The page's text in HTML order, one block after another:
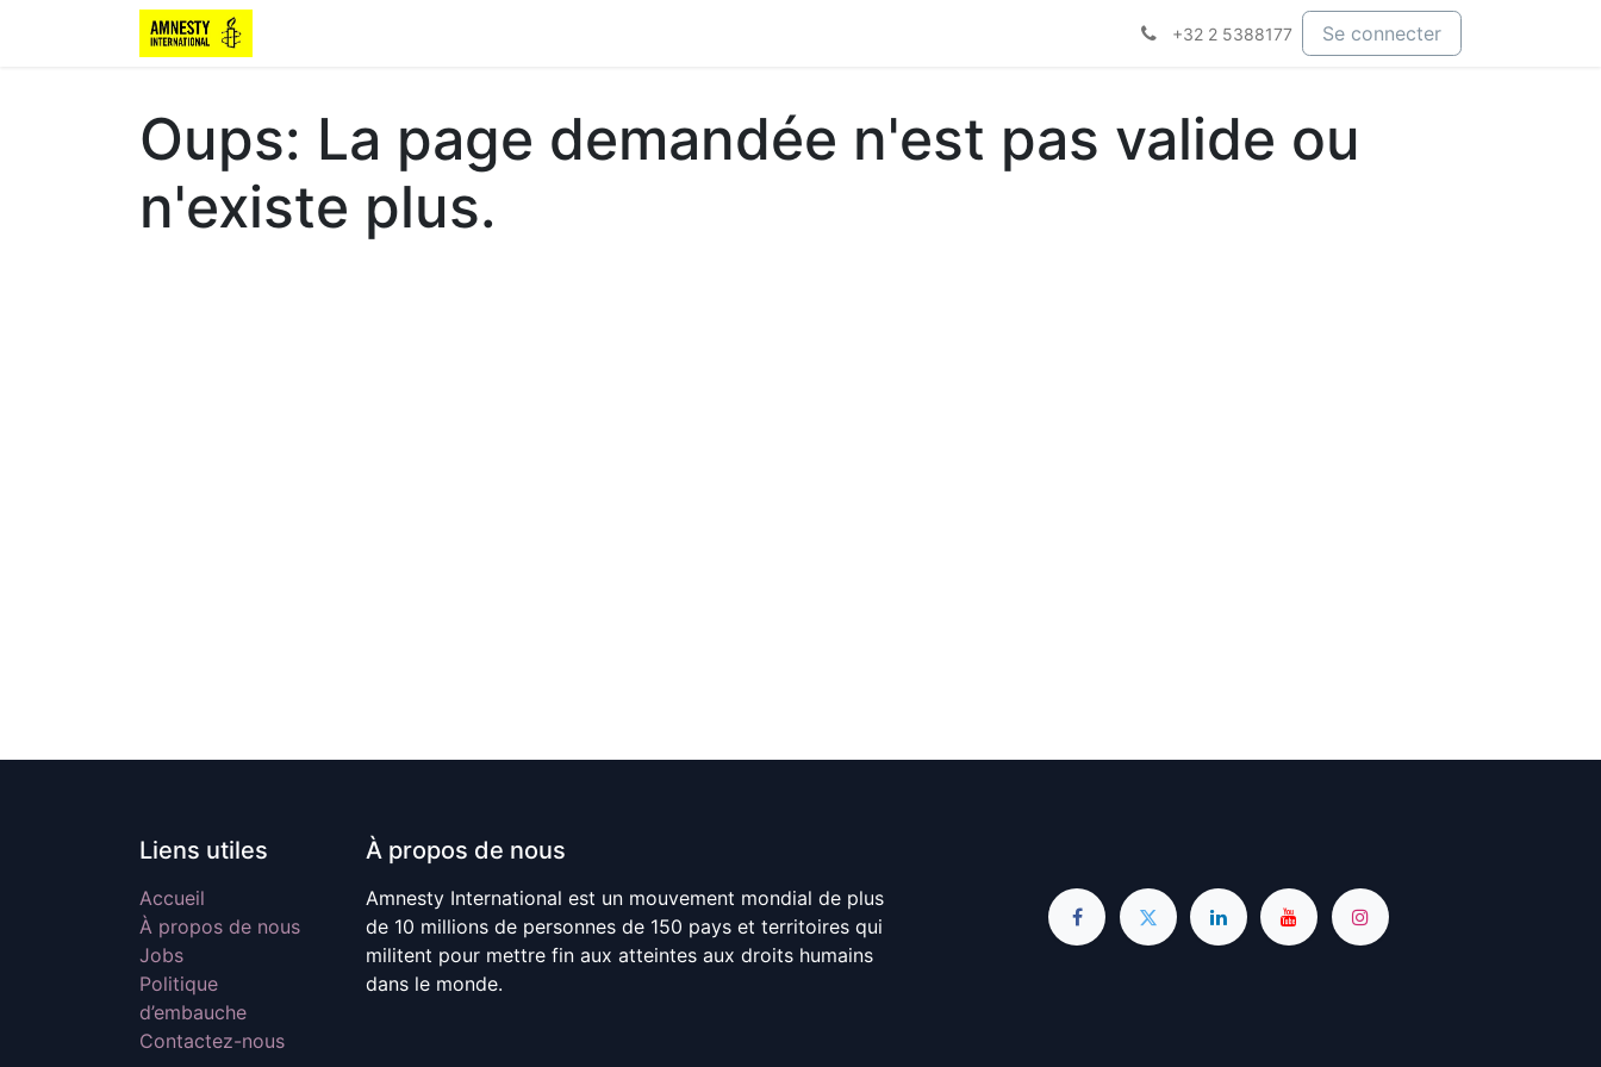
+32 2 5388177 Se connecter
Oups: La page demandée n'est pas valide ou
n'existe plus.
Liens utiles
Accueil
À propos de nous
Jobs
Politique
d’embauche
Contactez-nous
À propos de nous
Amnesty International est un mouvement mondial de plus
de 10 millions de personnes de 150 pays et territoires qui
militent pour mettre fin aux atteintes aux droits humains
dans le monde.